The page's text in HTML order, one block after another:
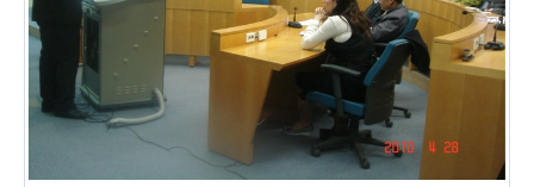
급증하고 있으나, 5월부터 9월까지를 제외한 혹한기에는
노지재배가 불가능해 대부분의 채소를 수입에 의존하고 있는
실정이다. 이번 한-몽골 스마트 팜 협력 프로젝트는 정보통신기술
(ICT)을 농업 분야에 활용하여 겨울철 영하 40도에 육박하는
혹독한 몽골의 기후 조건에서도 신선한 야채와 과일의 재배를
가능하게 해, 몽골 내 채소 공급의 자급자족 능력을 향상 시킬 수
있을 것으로 기대된다. KAIST 글로벌기술사업화센터 최문기